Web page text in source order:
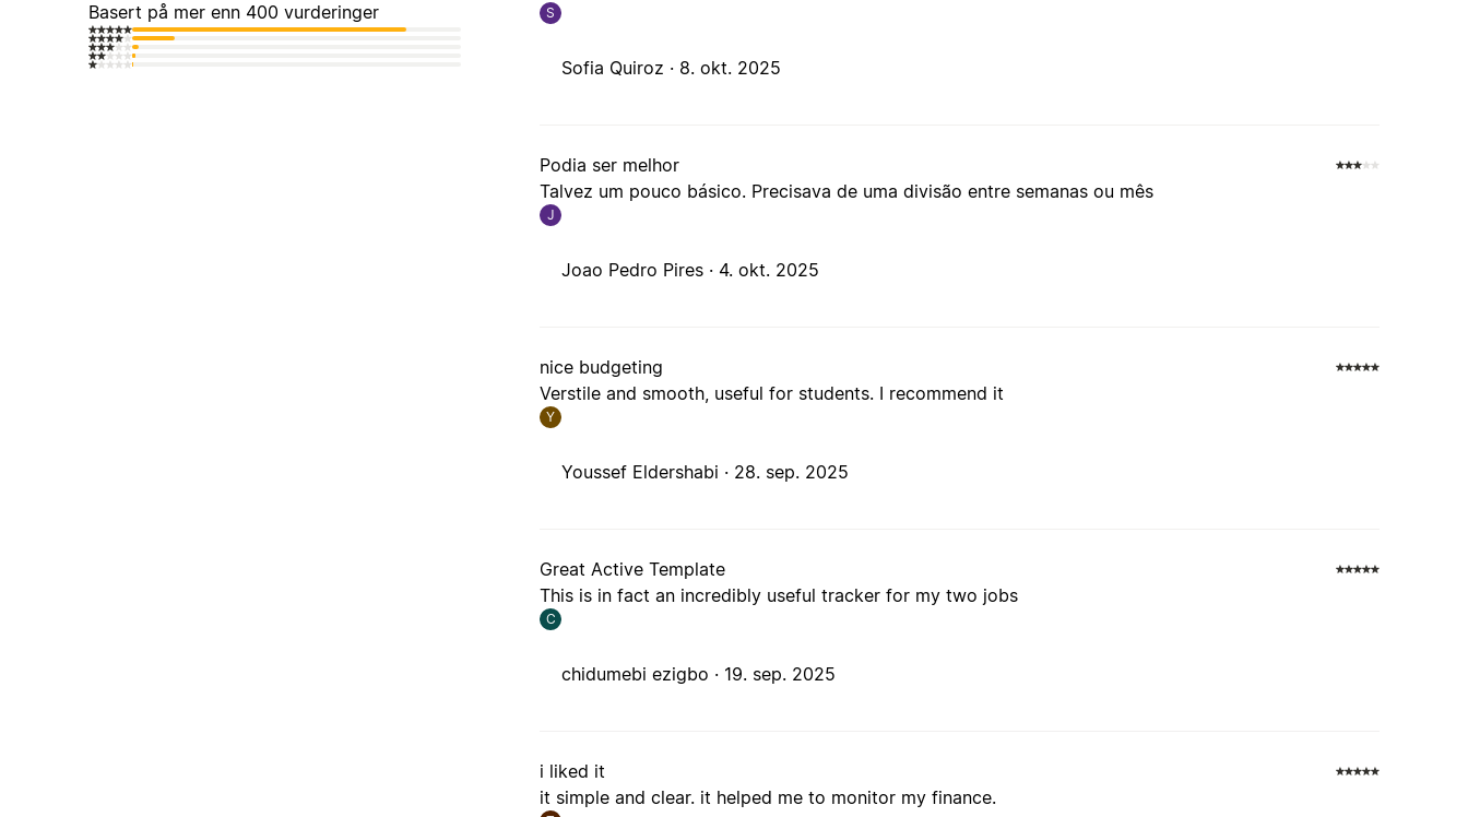
Basert på mer enn 400 vurderinger S
Sofia Quiroz · 8. okt. 2025
Podia ser melhor
Talvez um pouco básico. Precisava de uma divisão entre semanas ou mês
J
Joao Pedro Pires · 4. okt. 2025
nice budgeting
Verstile and smooth, useful for students. I recommend it
Y
Youssef Eldershabi · 28. sep. 2025
Great Active Template
This is in fact an incredibly useful tracker for my two jobs
C
chidumebi ezigbo · 19. sep. 2025
i liked it
it simple and clear. it helped me to monitor my finance.